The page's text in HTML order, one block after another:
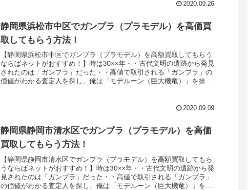
2020.09.26
静岡県浜松市中区でガンプラ（プラモデル）を高価買
取してもらう方法！
【静岡県浜松市中区でガンプラ（プラモデル）を高額買取してもらう
ならばネットがおすすめ！】時は30××年・・古代文明の遺跡から発見
されたのは「ガンプラ」だった・・高値で取引される「ガンプラ」の
価値がわかる査定人を探し、俺は「モデルーン（巨大機竜）」を操
2020.09.09
静岡県静岡市清水区でガンプラ（プラモデル）を高価
買取してもらう方法！
【静岡県静岡市清水区でガンプラ（プラモデル）を高額買取してもら
うならばネットがおすすめ！】時は30××年・・古代文明の遺跡から発
見されたのは「ガンプラ」だった・・高値で取引される「ガンプラ」
の価値がわかる査定人を探し、俺は「モデルーン（巨大機竜）」を操